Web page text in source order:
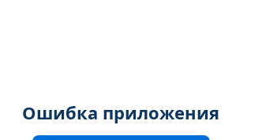
Ошибка приложения